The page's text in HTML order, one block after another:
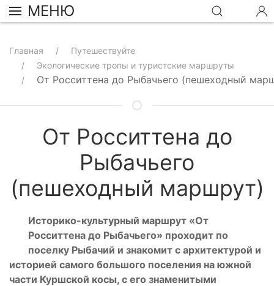
МЕНЮ
Главная
Путешествуйте
Экологические тропы и туристские маршруты
От Росситтена до Рыбачьего (пешеходный
От Росситтена до
Рыбачьего
(пешеходный маршрут)
Историко-культурный маршрут «От
Росситтена до Рыбачьего» проходит по
поселку Рыбачий и знакомит с архитектурой и
историей самого большого поселения на южной
части Куршской косы, с его знаменитыми